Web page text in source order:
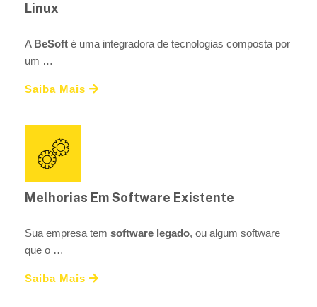
Linux
A BeSoft é uma integradora de tecnologias composta por
um …
Saiba Mais
Melhorias Em Software Existente
Sua empresa tem software legado, ou algum software
que o …
Saiba Mais